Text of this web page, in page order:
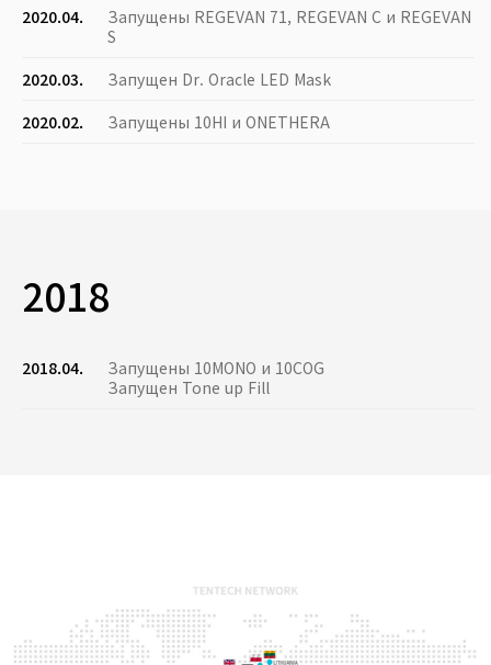
2020.04.
Запущены REGEVAN 71, REGEVAN C и REGEVAN
S
2020.03.
Запущен Dr. Oracle LED Mask
2020.02.
Запущены 10HI и ONETHERA
2018
2018.04.
Запущены 10MONO и 10COG
Запущен Tone up Fill